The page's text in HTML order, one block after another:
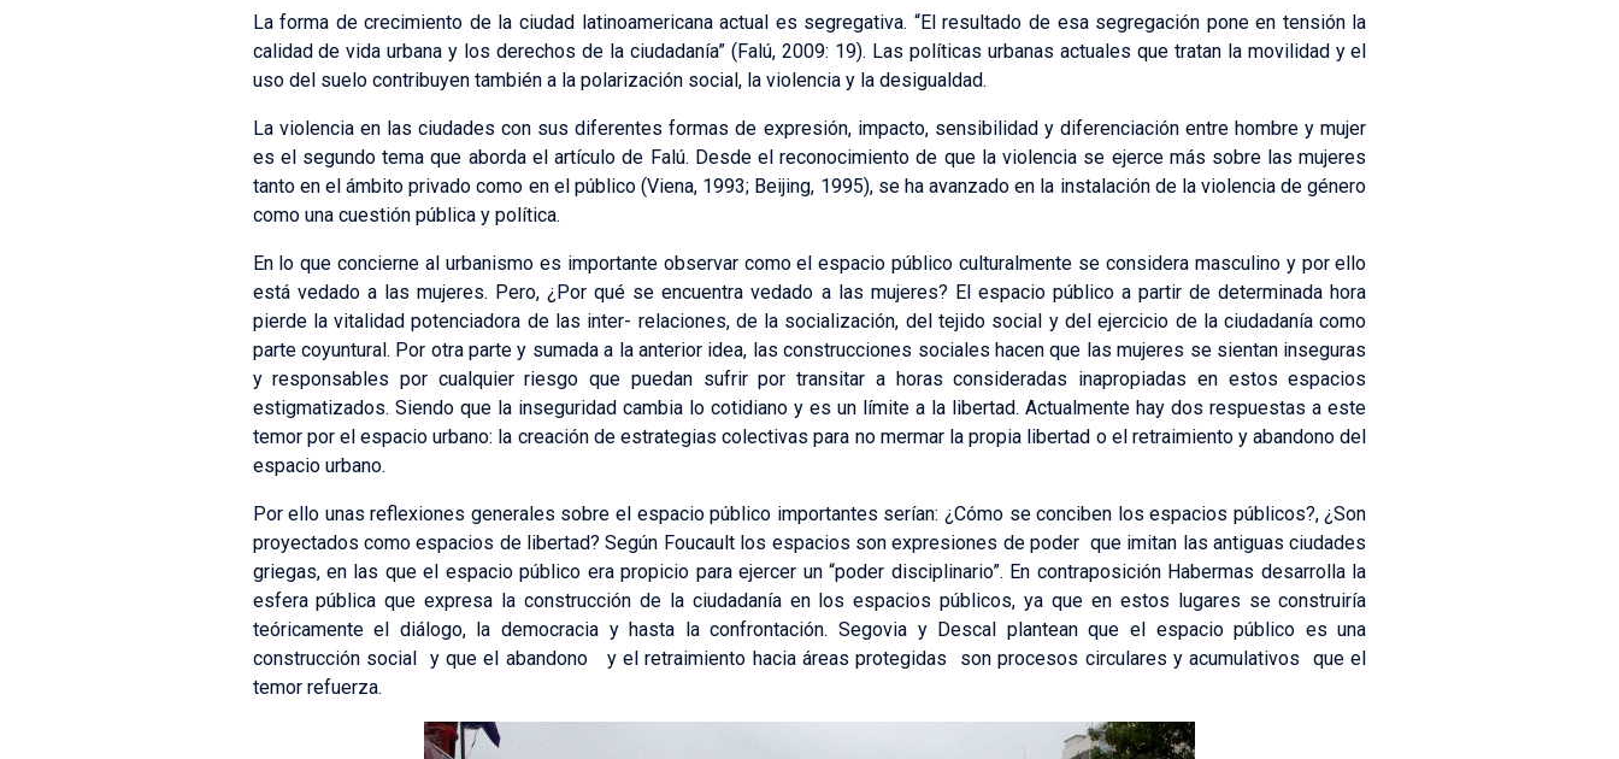
La forma de crecimiento de la ciudad latinoamericana actual es segregativa. “El resultado de esa segregación pone en tensión la
calidad de vida urbana y los derechos de la ciudadanía” (Falú, 2009: 19). Las políticas urbanas actuales que tratan la movilidad y el
uso del suelo contribuyen también a la polarización social, la violencia y la desigualdad.
La violencia en las ciudades con sus diferentes formas de expresión, impacto, sensibilidad y diferenciación entre hombre y mujer
es el segundo tema que aborda el artículo de Falú. Desde el reconocimiento de que la violencia se ejerce más sobre las mujeres
tanto en el ámbito privado como en el público (Viena, 1993; Beijing, 1995), se ha avanzado en la instalación de la violencia de género
como una cuestión pública y política.
En lo que concierne al urbanismo es importante observar como el espacio público culturalmente se considera masculino y por ello
está vedado a las mujeres. Pero, ¿Por qué se encuentra vedado a las mujeres? El espacio público a partir de determinada hora
pierde la vitalidad potenciadora de las inter- relaciones, de la socialización, del tejido social y del ejercicio de la ciudadanía como
parte coyuntural. Por otra parte y sumada a la anterior idea, las construcciones sociales hacen que las mujeres se sientan inseguras
y responsables por cualquier riesgo que puedan sufrir por transitar a horas consideradas inapropiadas en estos espacios
estigmatizados. Siendo que la inseguridad cambia lo cotidiano y es un límite a la libertad. Actualmente hay dos respuestas a este
temor por el espacio urbano: la creación de estrategias colectivas para no mermar la propia libertad o el retraimiento y abandono del
espacio urbano.
Por ello unas reflexiones generales sobre el espacio público importantes serían: ¿Cómo se conciben los espacios públicos?, ¿Son
proyectados como espacios de libertad? Según Foucault los espacios son expresiones de poder que imitan las antiguas ciudades
griegas, en las que el espacio público era propicio para ejercer un “poder disciplinario”. En contraposición Habermas desarrolla la
esfera pública que expresa la construcción de la ciudadanía en los espacios públicos, ya que en estos lugares se construiría
teóricamente el diálogo, la democracia y hasta la confrontación. Segovia y Descal plantean que el espacio público es una
construcción social y que el abandono y el retraimiento hacia áreas protegidas son procesos circulares y acumulativos que el
temor refuerza.